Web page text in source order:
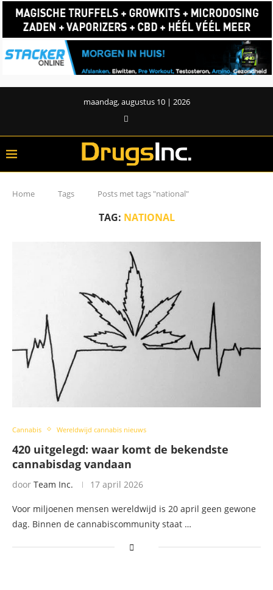
maandag, augustus 10 | 2026
Home Tags Posts met tags "national"
TAG: NATIONAL
Cannabis Wereldwijd cannabis nieuws
420 uitgelegd: waar komt de bekendste
cannabisdag vandaan
door Team Inc. 17 april 2026
Voor miljoenen mensen wereldwijd is 20 april geen gewone
dag. Binnen de cannabiscommunity staat …